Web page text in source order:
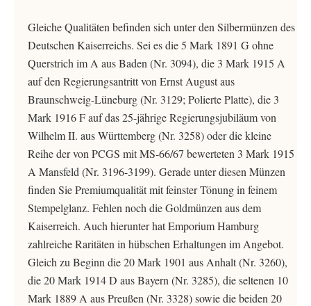
Gleiche Qualitäten befinden sich unter den Silbermünzen des
Deutschen Kaiserreichs. Sei es die 5 Mark 1891 G ohne
Querstrich im A aus Baden (Nr. 3094), die 3 Mark 1915 A
auf den Regierungsantritt von Ernst August aus
Braunschweig-Lüneburg (Nr. 3129; Polierte Platte), die 3
Mark 1916 F auf das 25-jährige Regierungsjubiläum von
Wilhelm II. aus Württemberg (Nr. 3258) oder die kleine
Reihe der von PCGS mit MS-66/67 bewerteten 3 Mark 1915
A Mansfeld (Nr. 3196-3199). Gerade unter diesen Münzen
finden Sie Premiumqualität mit feinster Tönung in feinem
Stempelglanz. Fehlen noch die Goldmünzen aus dem
Kaiserreich. Auch hierunter hat Emporium Hamburg
zahlreiche Raritäten in hübschen Erhaltungen im Angebot.
Gleich zu Beginn die 20 Mark 1901 aus Anhalt (Nr. 3260),
die 20 Mark 1914 D aus Bayern (Nr. 3285), die seltenen 10
Mark 1889 A aus Preußen (Nr. 3328) sowie die beiden 20